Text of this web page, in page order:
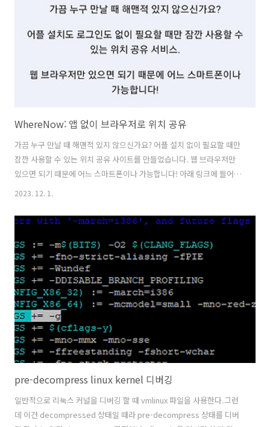
WhereNow: 앱 없이 브라우저로 위치 공유
가끔 누구 만날 때 해맨적 있지 않으신가요? 어플 설치 없이 필요할 때만
잠깐 사용할 수 있는 위치 공유 사이트를 만들었습니다. 웹 브라우저만
있으면 되기 때문에 어느 스마트폰이나 가능합니다! 아래 링크에 들어가
서 링크를 복사 해 상대방에게 공유만 하면 끝! 서로의 위치를 실시간으
뒤에 hash 로 들어가 있는 room 으로 링크를 구분합니다. 이는 서버로
보는 암호화되어 서버로 전달됩니다. 따라서 동일한 링크를 가지고 있지
않으면 제3자가 위치를 알 수 없으며, 심지어 서버 관리자도 위치를 알 수
없습니다! - 암호화는 JWE AES..
2023. 12. 1.
pre-decompress linux kernel 디버깅
일반적으로 리눅스 커널을 디버깅 할 때 vmlinux 파일을 사용한다.그런
데 이건 decompressed 상태일 때라 pre-decompress 상태를 디버